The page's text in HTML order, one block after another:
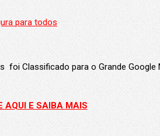
Classificado para o Grande Google
AQUI E SAIBA MAIS